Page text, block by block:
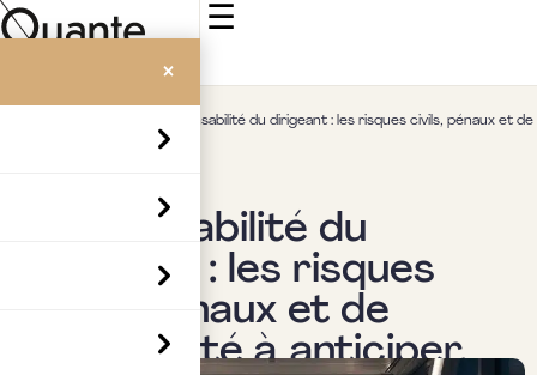
☰
×
Responsabilité du dirigeant : les risques civils, pénaux et de
conformité à anticiper.
Actualités & veille
Responsabilité du
dirigeant : les risques
civils, pénaux et de
conformité à anticiper.